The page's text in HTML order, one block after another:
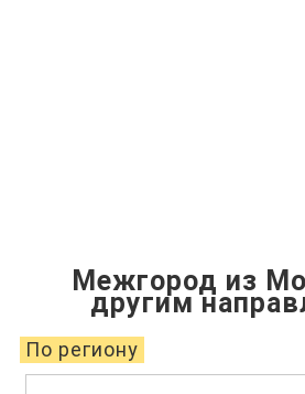
Межгород из
другим
По региону